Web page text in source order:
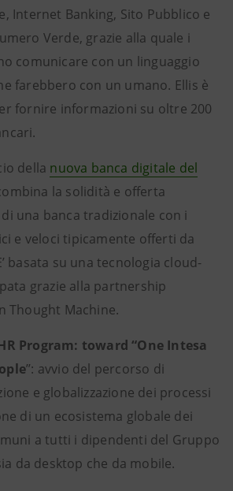
Internet Banking, Sito Pubblico e
Verde, grazie alla quale i
comunicare con un linguaggio
farebbero con un umano. Ellis è
fornire informazioni su oltre 200
della nuova banca digitale del
la solidità e offerta
una banca tradizionale con i
e veloci tipicamente offerti da
basata su una tecnologia cloud-
grazie alla partnership
Thought Machine.
Program: toward “One Intesa
’’: avvio del percorso di
e globalizzazione dei processi
di un ecosistema globale dei
a tutti i dipendenti del Gruppo
da desktop che da mobile.